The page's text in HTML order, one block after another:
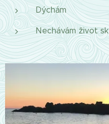
Dýchám
Nechávám život